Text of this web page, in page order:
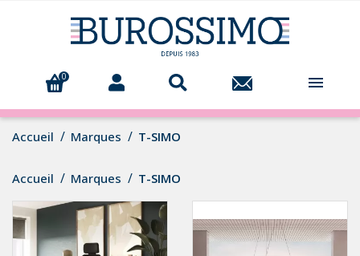
0 
Accueil Marques T-SIMO
Accueil Marques T-SIMO